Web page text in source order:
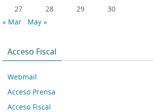
27
28 29
30
« Mar
May »
Acceso Fiscal
Webmail
Acceso Prensa
Acceso Fiscal